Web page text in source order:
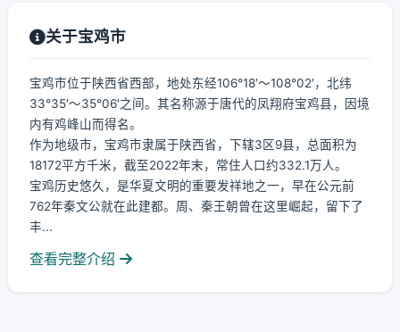
关于宝鸡市
宝鸡市位于陕西省西部，地处东经106°18′～108°02′，北纬
33°35′～35°06′之间。其名称源于唐代的凤翔府宝鸡县，因境
内有鸡峰山而得名。
作为地级市，宝鸡市隶属于陕西省，下辖3区9县，总面积为
18172平方千米，截至2022年末，常住人口约332.1万人。
宝鸡历史悠久，是华夏文明的重要发祥地之一，早在公元前
762年秦文公就在此建都。周、秦王朝曾在这里崛起，留下了
丰...
查看完整介绍